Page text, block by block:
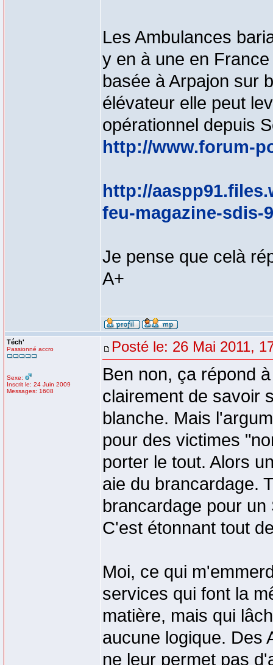
Les Ambulances
y en à une en
basée à Arpajon sur
élévateur elle peut
opérationnel depuis
http://www.forum-
http://
feu-magazine-sdis-
Je pense que celà
A+
Téch'
Passionné accro
Sexe:
Inscrit le: 24 Juin 2009
Messages: 1608
Posté le: 26 Mai 2011,
Ben non, ça répond
clairement de savoir
blanche. Mais
pour des victimes
porter le tout. Alors
aie du brancardage.
brancardage pour
C'est étonnant tout
Moi, ce qui
services qui font la
matière, mais qui
aucune logique. Des
ne leur permet pas